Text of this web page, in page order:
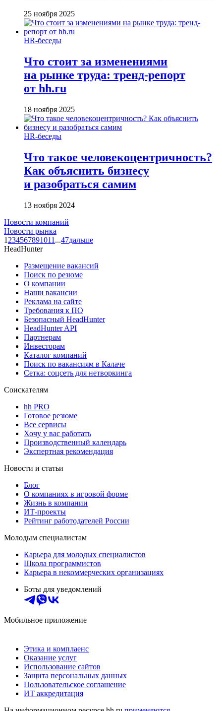
25 ноября 2025
HR-беседы
Что стоит за изменениями
на рынке труда: тренд-репорт
от hh.ru
18 ноября 2025
HR-беседы
Что такое человеко­центричность?
Как объяснить бизнесу
и разобраться самим
13 ноября 2024
Новости компаний
Новости рынка
1 234567891011 ...47дальше
HeadHunter
Размещение вакансий
Поиск по резюме
О компании
Наши вакансии
Реклама на сайте
Требования к ПО
Безопасный HeadHunter
HeadHunter API
Партнерам
Инвесторам
Каталог компаний
Поиск по вакансиям в Калаче
Сетка: соцсеть для нетворкинга
Соискателям
hh PRO
Готовое резюме
Все сервисы
Хочу у вас работать
Производственный календарь
Экспертная рекомендация
Новости и статьи
Блог
О компаниях в игровой форме
Жизнь в компании
ИТ-проекты
Рейтинг работодателей России
Молодым специалистам
Карьера для молодых специалистов
Школа программистов
Карьера в некоммерческих организациях
Боты для уведомлений
Мобильное приложение
Этика и комплаенс
Оказание услуг
Использование сайтов
Защита персональных данных
Пользовательское соглашение
ИТ аккредитация